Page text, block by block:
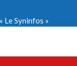
Le Syninfos »